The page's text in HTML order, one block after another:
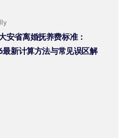
安省离婚抚养费标准：
新计算方法与常见误区解